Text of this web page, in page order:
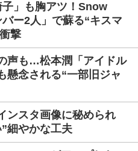
子」も胸アツ！Snow
ー2人」で蘇る“キスマ
撃
声も…松本潤「アイドル
懸念される“一部旧ジャ
ンスタ画像に秘められ
細やかな工夫